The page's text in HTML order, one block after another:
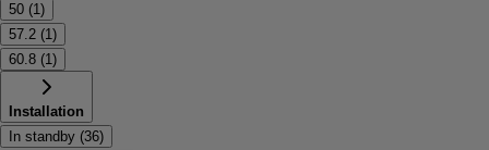
50 (1)
57.2 (1)
60.8 (1)
Installation
In standby (36)